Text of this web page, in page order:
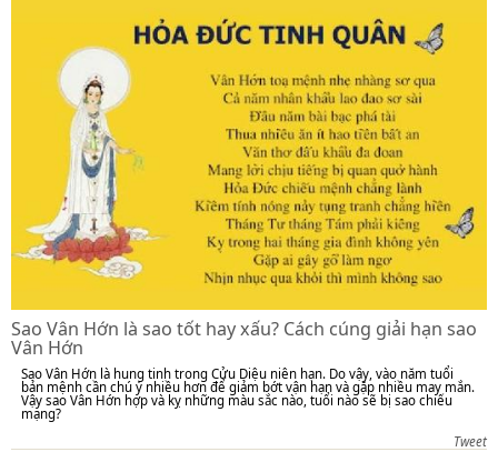
Sao Vân Hớn là sao tốt hay xấu? Cách cúng giải hạn sao
Vân Hớn
Sao Vân Hớn là hung tinh trong Cửu Diệu niên hạn. Do vậy, vào năm tuổi
bản mệnh cần chú ý nhiều hơn để giảm bớt vận hạn và gặp nhiều may mắn.
Vậy sao Vân Hớn hợp và kỵ những màu sắc nào, tuổi nào sẽ bị sao chiếu
mạng?
Tweet